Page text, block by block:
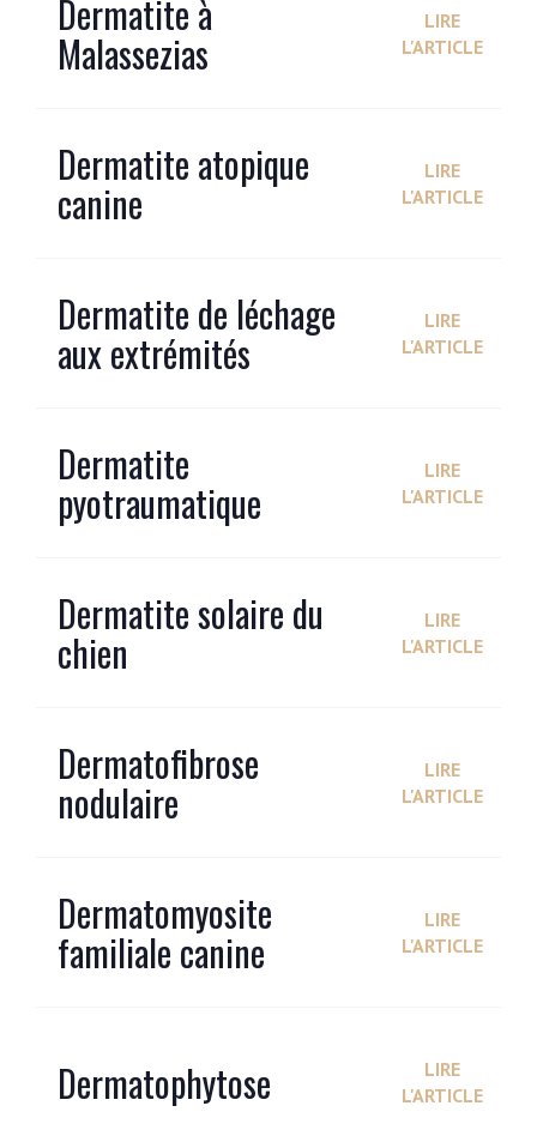
Dermatite à
Malassezias
LIRE
L'ARTICLE
Dermatite atopique
canine
LIRE
L'ARTICLE
Dermatite de léchage
aux extrémités
LIRE
L'ARTICLE
Dermatite
pyotraumatique
LIRE
L'ARTICLE
Dermatite solaire du
chien
LIRE
L'ARTICLE
Dermatofibrose
nodulaire
LIRE
L'ARTICLE
Dermatomyosite
familiale canine
LIRE
L'ARTICLE
Dermatophytose
LIRE
L'ARTICLE